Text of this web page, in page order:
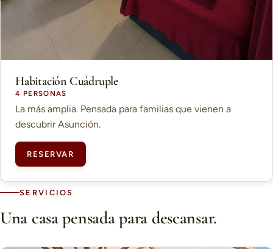
Habitación Cuádruple
4 PERSONAS
La más amplia. Pensada para familias que vienen a
descubrir Asunción.
RESERVAR
SERVICIOS
Una casa pensada para descansar.